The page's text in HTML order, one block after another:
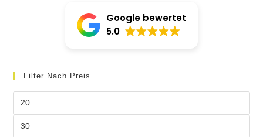
Google bewertet
5.0
Filter Nach Preis